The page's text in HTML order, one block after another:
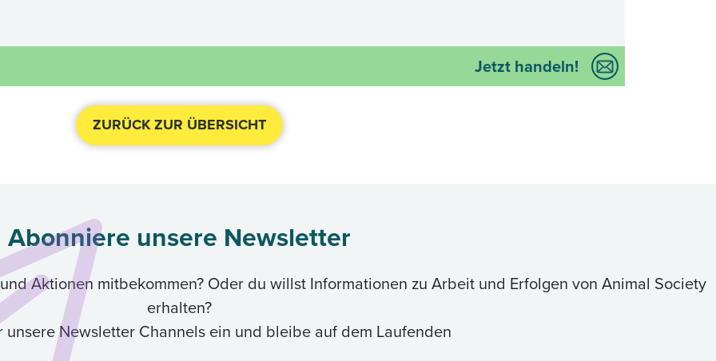
Jetzt handeln!
ZURÜCK ZUR ÜBERSICHT
Abonniere unsere Newsletter
Aktionen mitbekommen? Oder du willst Informationen zu Arbeit und Erfolgen von Animal Society
erhalten?
unsere Newsletter Channels ein und bleibe auf dem Laufenden